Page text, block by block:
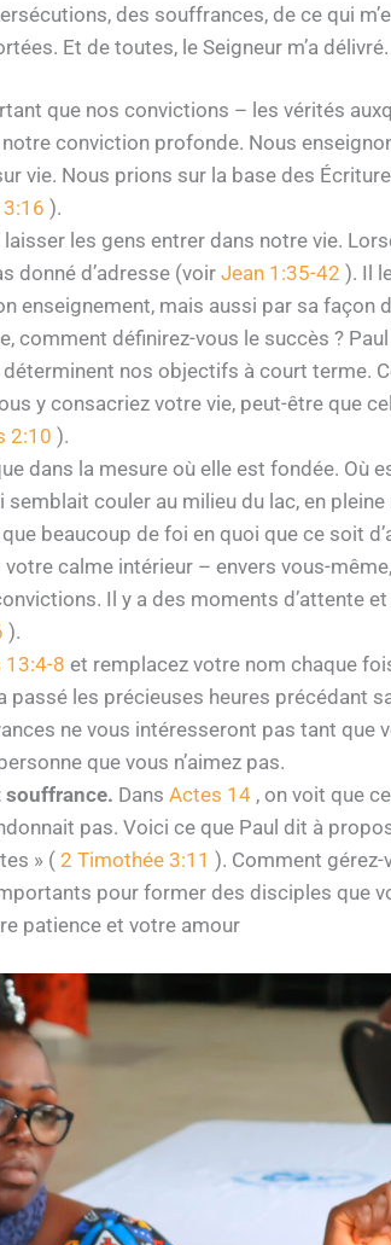
des souffrances, de ce qui
Et de toutes, le Seigneur m’a délivré.
que nos convictions – les vérités
conviction profonde. Nous
vie. Nous prions sur la base des
).
les gens entrer dans notre vie.
donné d’adresse (voirJean 1:35-42 ). Il
enseignement, mais aussi par sa façon
comment définirez-vous le succès ?
nos objectifs à court terme.
y consacriez votre vie, peut-être que
2:10 ).
dans la mesure où elle est fondée.
semblait couler au milieu du lac, en
beaucoup de foi en quoi que ce soit
calme intérieur – envers vous-
Il y a des moments d’attente
).
13:4-8 et remplacez votre nom chaque
passé les précieuses heures précédant
ne vous intéresseront pas tant que
que vous n’aimez pas.
souffrance. DansActes 14 , on voit que
pas. Voici ce que Paul dit à
» (2 Timothée 3:11 ). Comment gérez-
pour former des disciples que
patience et votre amour